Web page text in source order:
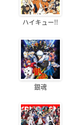
ハイキュー!!
銀魂